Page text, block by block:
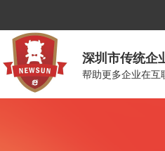
深圳市传统企
帮助更多企业在互